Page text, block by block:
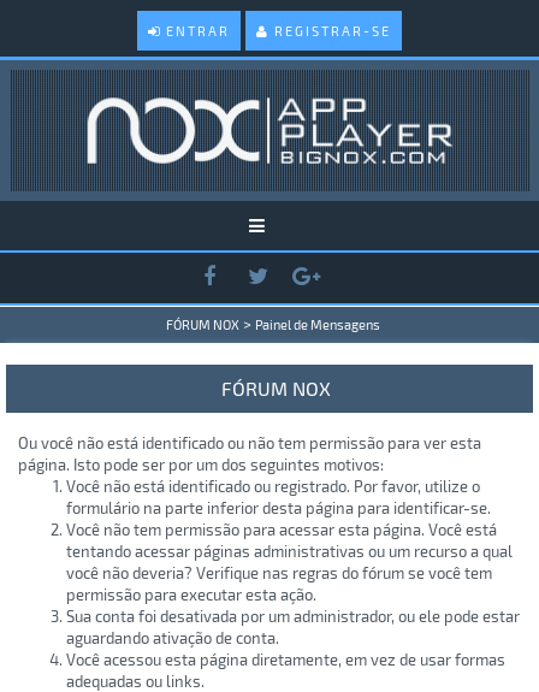
ENTRAR REGISTRAR-SE
FÓRUM NOX > Painel de Mensagens
FÓRUM NOX
Ou você não está identificado ou não tem permissão para ver esta
página. Isto pode ser por um dos seguintes motivos:
Você não está identificado ou registrado. Por favor, utilize o
formulário na parte inferior desta página para identificar-se.
Você não tem permissão para acessar esta página. Você está
tentando acessar páginas administrativas ou um recurso a qual
você não deveria? Verifique nas regras do fórum se você tem
permissão para executar esta ação.
Sua conta foi desativada por um administrador, ou ele pode estar
aguardando ativação de conta.
Você acessou esta página diretamente, em vez de usar formas
adequadas ou links.